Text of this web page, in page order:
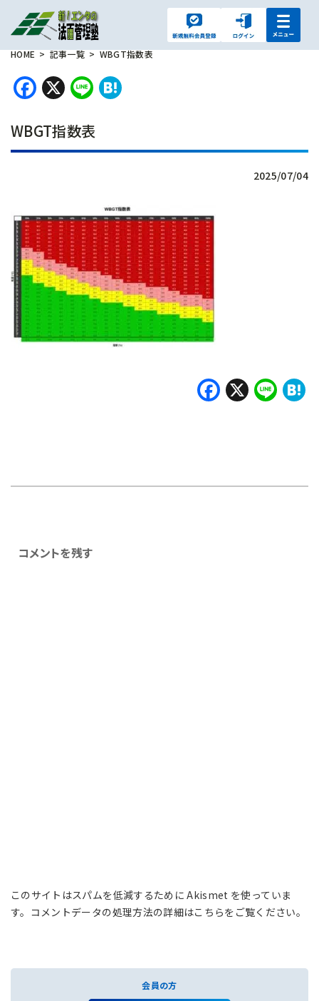
HOME 記事一覧 WBGT指数表
Facebook
X Line
WBGT指数表
2025/07/04
X
コメントを残す
このサイトはスパムを低減するために Akismet を使っていま
す。 コメントデータの処理方法の詳細はこちらをご覧ください。
会員の方